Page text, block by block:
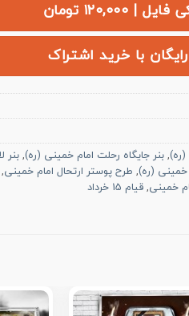
۱۲۰,۰۰۰ تومان
رایگان با خرید اشتراک
(ره),بنر جایگاه رحلت امام خمینی (ره),بنر
, طرح پوستر ارتحال امام خمینی,
خمینی,قیام 15 خرداد